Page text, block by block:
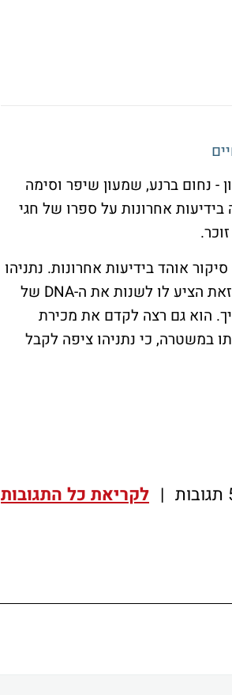
- נחום ברנע, שמעון שיפר וסימה
בידיעות אחרונות על ספרו של חגי
2014 ביקש נתניהו לקבל סיקור אוהד בידיעות אחרונות. נתניהו
הציע לו לשנות את ה-DNA של
הוא גם רצה לקדם את מכירת
במשטרה, כי נתניהו ציפה לקבל
| לקריאת כל התגובות